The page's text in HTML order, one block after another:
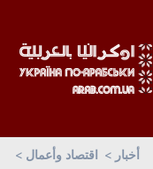
أخبار اقتصاد وأعمال